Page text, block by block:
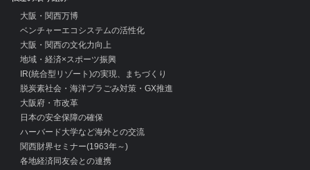
大阪・関西万博
ベンチャーエコシステムの活性化
大阪・関西の文化力向上
地域・経済×スポーツ振興
IR(統合型リゾート)の実現、まちづくり
脱炭素社会・海洋プラごみ対策・GX推進
大阪府・市改革
日本の安全保障の確保
ハーバード大学など海外との交流
関西財界セミナー(1963年～)
各地経済同友会との連携